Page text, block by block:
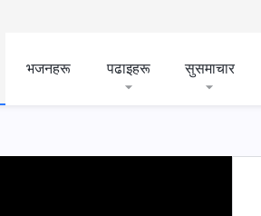
भजनहरू पढाइहरू सुसमाचार